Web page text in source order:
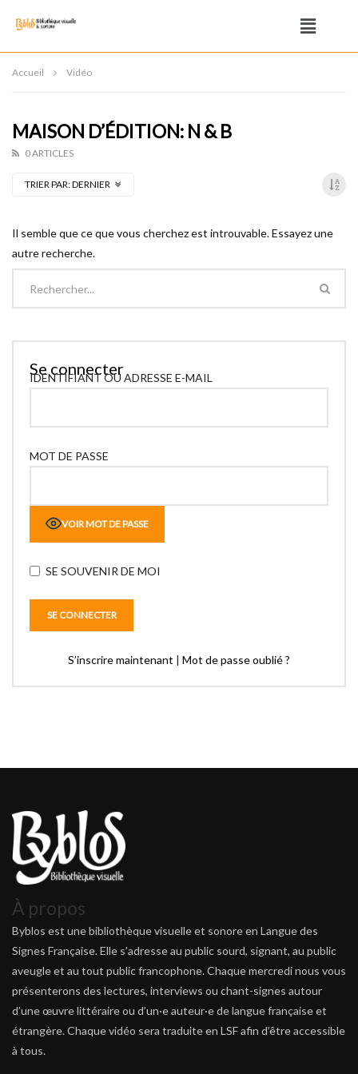
Accueil Vidéo
MAISON D’ÉDITION: N & B
0 ARTICLES
TRIER PAR:DERNIER
Il semble que ce que vous cherchez est introuvable. Essayez une
autre recherche.
Se connecter
IDENTIFIANT OU ADRESSE E-MAIL
MOT DE PASSE
VOIR MOT DE PASSE
SE SOUVENIR DE MOI
S’inscrire maintenant | Mot de passe oublié ?
À propos
Byblos est une bibliothèque visuelle et sonore en Langue des
Signes Française. Elle s’adresse au public sourd, signant, au public
aveugle et au tout public francophone. Chaque mercredi nous vous
présenterons des lectures, interviews ou chant-signes autour
d’une œuvre littéraire ou d’un·e auteur·e de langue française et
étrangère. Chaque vidéo sera traduite en LSF afin d’être accessible
à tous.